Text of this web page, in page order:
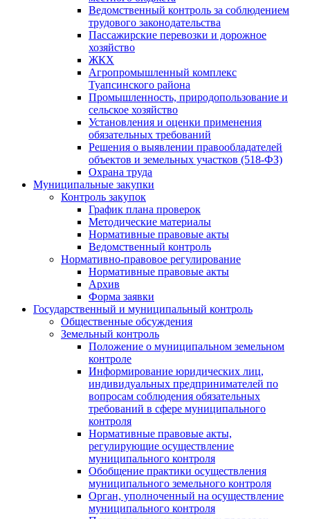
Ведомственный контроль за соблюдением
трудового законодательства
Пассажирские перевозки и дорожное
хозяйство
ЖКХ
Агропромышленный комплекс
Туапсинского района
Промышленность, природопользование и
сельское хозяйство
Установления и оценки применения
обязательных требований
Решения о выявлении правообладателей
объектов и земельных участков (518-ФЗ)
Охрана труда
Муниципальные закупки
Контроль закупок
График плана проверок
Методические материалы
Нормативные правовые акты
Ведомственный контроль
Нормативно-правовое регулирование
Нормативные правовые акты
Архив
Форма заявки
Государственный и муниципальный контроль
Общественные обсуждения
Земельный контроль
Положение о муниципальном земельном
контроле
Информирование юридических лиц,
индивидуальных предпринимателей по
вопросам соблюдения обязательных
требований в сфере муниципального
контроля
Нормативные правовые акты,
регулирующие осуществление
муниципального контроля
Обобщение практики осуществления
муниципального земельного контроля
Орган, уполноченный на осуществление
муниципального контроля